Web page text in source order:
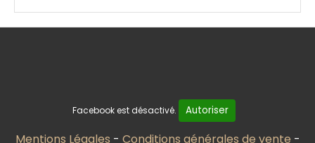
Facebook est désactivé. Autoriser
Mentions Légales
Conditions générales de vente